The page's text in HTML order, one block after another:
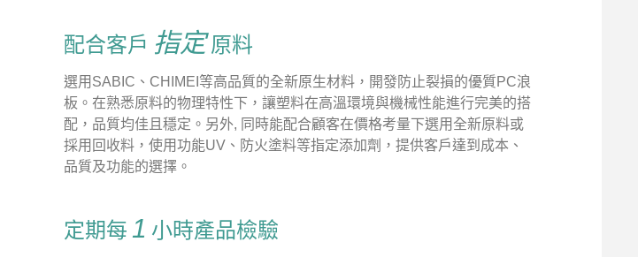
配合客戶 指定 原料
選用SABIC、CHIMEI等高品質的全新原生材料，開發防止裂損的優質PC浪
板。在熟悉原料的物理特性下，讓塑料在高溫環境與機械性能進行完美的搭
配，品質均佳且穩定。另外, 同時能配合顧客在價格考量下選用全新原料或
採用回收料，使用功能UV、防火塗料等指定添加劑，提供客戶達到成本、
品質及功能的選擇。
定期每 1 小時產品檢驗